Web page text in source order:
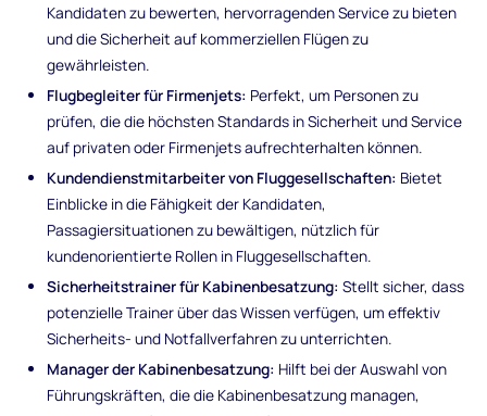
Kandidaten zu bewerten, hervorragenden Service zu bieten
und die Sicherheit auf kommerziellen Flügen zu
gewährleisten.
Flugbegleiter für Firmenjets: Perfekt, um Personen zu
prüfen, die die höchsten Standards in Sicherheit und Service
auf privaten oder Firmenjets aufrechterhalten können.
Kundendienstmitarbeiter von Fluggesellschaften: Bietet
Einblicke in die Fähigkeit der Kandidaten,
Passagiersituationen zu bewältigen, nützlich für
kundenorientierte Rollen in Fluggesellschaften.
Sicherheitstrainer für Kabinenbesatzung: Stellt sicher, dass
potenzielle Trainer über das Wissen verfügen, um effektiv
Sicherheits- und Notfallverfahren zu unterrichten.
Manager der Kabinenbesatzung: Hilft bei der Auswahl von
Führungskräften, die die Kabinenbesatzung managen,